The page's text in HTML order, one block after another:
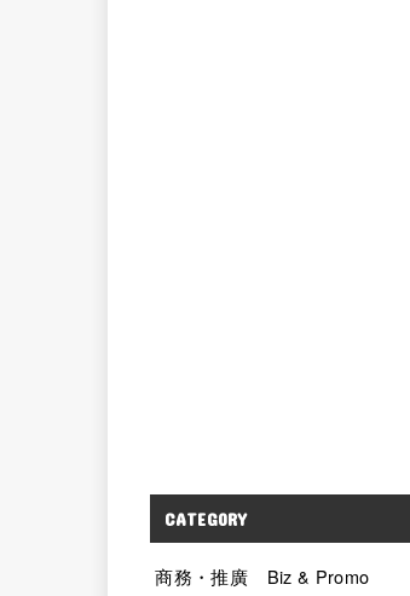
CATEGORY
商務・推廣 Biz & Promo